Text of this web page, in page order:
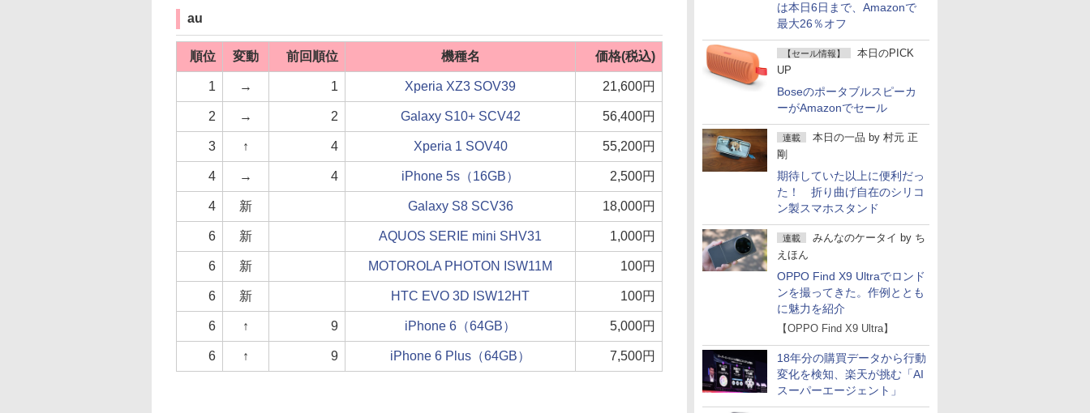
は本日6日まで、Amazonで
最大26％オフ
【セール情報】
本日のPICK
UP
Boseのポータブルスピーカ
ーがAmazonでセール
連載 本日の一品 by 村元 正
剛
期待していた以上に便利だっ
た！ 折り曲げ自在のシリコ
ン製スマホスタンド
連載 みんなのケータイ by ち
えほん
OPPO Find X9 Ultraでロンド
ンを撮ってきた。作例ととも
に魅力を紹介
【OPPO Find X9 Ultra】
18年分の購買データから行動
変化を検知、楽天が挑む「AI
スーパーエージェント」
au
順位 変動 前回順位 機種名 価格(税込)
1 → 1 Xperia XZ3 SOV39 21,600円
2 → 2 Galaxy S10+ SCV42 56,400円
3 ↑ 4 Xperia 1 SOV40 55,200円
4 → 4 iPhone 5s（16GB） 2,500円
4 新 Galaxy S8 SCV36 18,000円
6 新 AQUOS SERIE mini SHV31 1,000円
6 新 MOTOROLA PHOTON ISW11M 100円
6 新 HTC EVO 3D ISW12HT 100円
6 ↑ 9 iPhone 6（64GB） 5,000円
6 ↑ 9 iPhone 6 Plus（64GB） 7,500円